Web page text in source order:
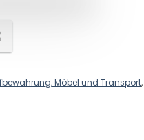
Möbel und Transport,